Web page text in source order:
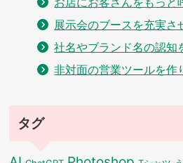
展示会のブースを充実さ
社名やブランド名の認知
非対面の営業ツールを作
タグ